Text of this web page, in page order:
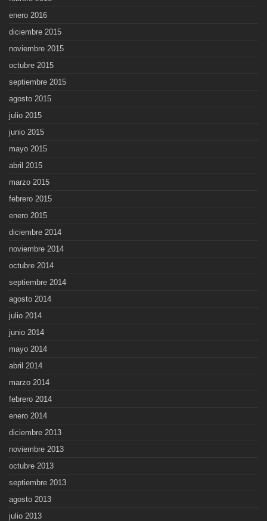
enero 2016
diciembre 2015
noviembre 2015
octubre 2015
septiembre 2015
agosto 2015
julio 2015
junio 2015
mayo 2015
abril 2015
marzo 2015
febrero 2015
enero 2015
diciembre 2014
noviembre 2014
octubre 2014
septiembre 2014
agosto 2014
julio 2014
junio 2014
mayo 2014
abril 2014
marzo 2014
febrero 2014
enero 2014
diciembre 2013
noviembre 2013
octubre 2013
septiembre 2013
agosto 2013
julio 2013